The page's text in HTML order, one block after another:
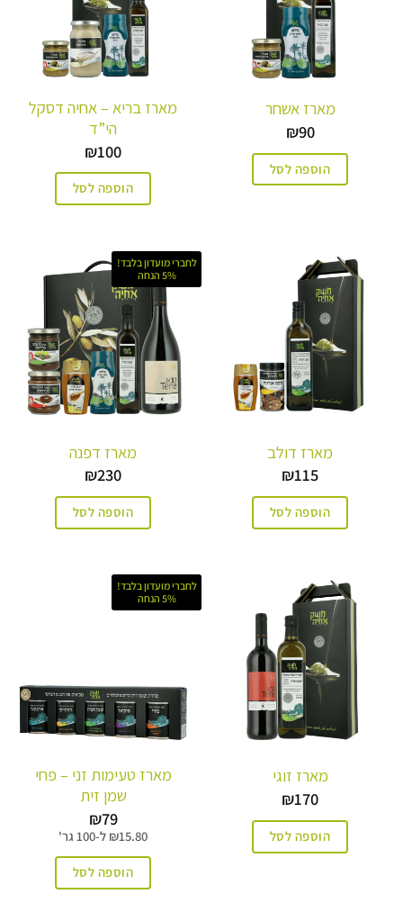
מארז אשחר
₪90
הוספה לסל
מארז בריא – אחיה דסקל
הי”ד
₪100
הוספה לסל
מארז דולב
₪115
הוספה לסל
לחברי מועדון בלבד!
5% הנחה
מארז דפנה
₪230
הוספה לסל
מארז זוגי
₪170
הוספה לסל
לחברי מועדון בלבד!
5% הנחה
מארז טעימות זני – פחי
שמן זית
₪79
₪15.80 ל-100 גר'
הוספה לסל